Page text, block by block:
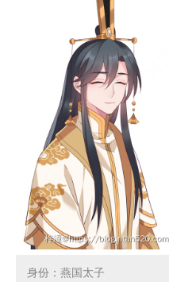
身份：燕国太子